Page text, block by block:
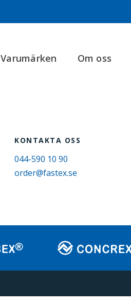
Varumärken Om oss
KONTAKTA OSS
044-590 10 90
order@fastex.se